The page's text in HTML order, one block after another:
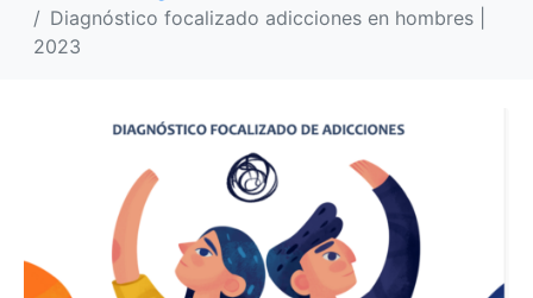
Diagnóstico focalizado adicciones en hombres |
2023